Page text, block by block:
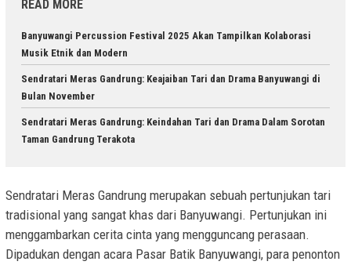
READ MORE
Banyuwangi Percussion Festival 2025 Akan Tampilkan Kolaborasi
Musik Etnik dan Modern
Sendratari Meras Gandrung: Keajaiban Tari dan Drama Banyuwangi di
Bulan November
Sendratari Meras Gandrung: Keindahan Tari dan Drama Dalam Sorotan
Taman Gandrung Terakota
Sendratari Meras Gandrung merupakan sebuah pertunjukan tari
tradisional yang sangat khas dari Banyuwangi. Pertunjukan ini
menggambarkan cerita cinta yang mengguncang perasaan.
Dipadukan dengan acara Pasar Batik Banyuwangi, para penonton